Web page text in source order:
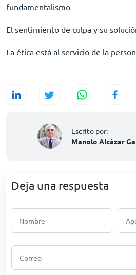
fundamentalismo
El sentimiento de culpa y su
La ética está al servicio de la
Escrito por:
Manolo Alcázar
Deja una respuesta